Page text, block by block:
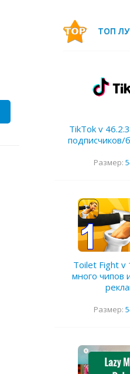
ТОП
TikTok v
подписчиков/
Размер:
Toilet Fight v
много чипов
Размер: